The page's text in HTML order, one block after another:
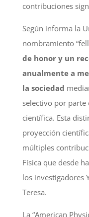
contribuciones
Según informa la
nombramiento
de honor y un
anualmente a
la sociedad
selectivo por parte
científica. Esta
proyección
múltiples
Física que desde
los investigadores
Teresa.
La “American